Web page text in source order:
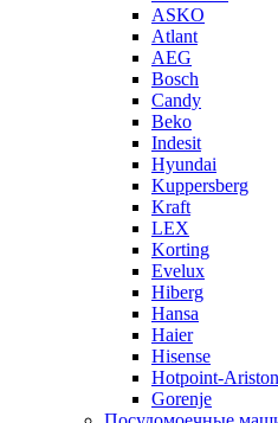
ASKO
Atlant
AEG
Bosch
Candy
Beko
Indesit
Hyundai
Kuppersberg
Kraft
LEX
Korting
Evelux
Hiberg
Hansa
Haier
Hisense
Hotpoint-Ariston
Gorenje